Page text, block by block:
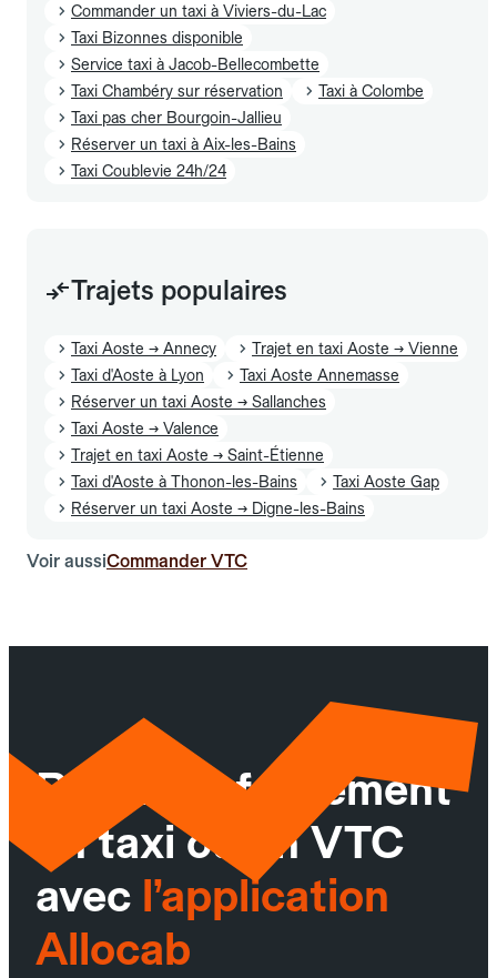
Commander un taxi à Viviers-du-Lac
Taxi Bizonnes disponible
Service taxi à Jacob-Bellecombette
Taxi Chambéry sur réservation
Taxi à Colombe
Taxi pas cher Bourgoin-Jallieu
Réserver un taxi à Aix-les-Bains
Taxi Coublevie 24h/24
Trajets populaires
Taxi Aoste → Annecy
Trajet en taxi Aoste → Vienne
Taxi d'Aoste à Lyon
Taxi Aoste Annemasse
Réserver un taxi Aoste → Sallanches
Taxi Aoste → Valence
Trajet en taxi Aoste → Saint-Étienne
Taxi d'Aoste à Thonon-les-Bains
Taxi Aoste Gap
Réserver un taxi Aoste → Digne-les-Bains
Voir aussiCommander VTC
Réservez facilement
un taxi ou un VTC
avec l’application
Allocab